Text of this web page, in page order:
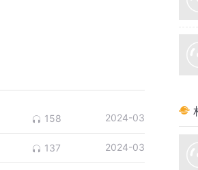
158 2024-03
137 2024-03